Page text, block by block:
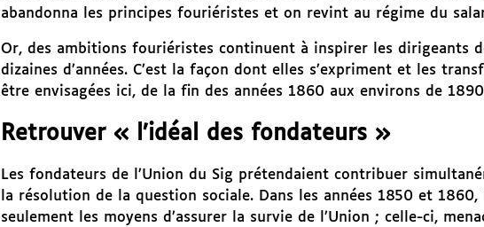
abandonna les principes fouriéristes et on revint au régime du
Or, des ambitions fouriéristes continuent à inspirer les dirigeants
dizaines d’années. C’est la façon dont elles s’expriment et les
être envisagées ici, de la fin des années 1860 aux environs de
Retrouver « l’idéal des fondateurs »
Les fondateurs de l’Union du Sig prétendaient contribuer
la résolution de la question sociale. Dans les années 1850 et
seulement les moyens d’assurer la survie de l’Union ; celle-ci,